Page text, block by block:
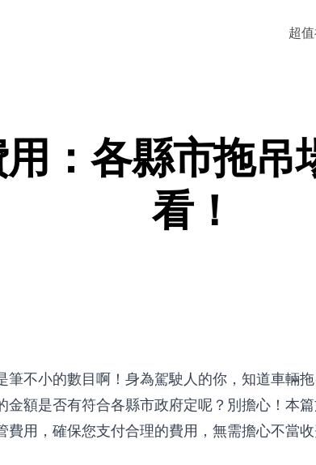
超
：各縣市拖吊
看！
不小的數目啊！身為駕駛人的你，知道車輛
額是否有符合各縣市政府定呢？別擔心！本
用，確保您支付合理的費用，無需擔心不當收